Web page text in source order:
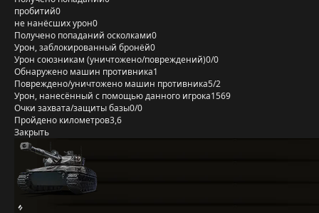
пробитий0
не нанёсших урон0
Получено попаданий осколками0
Урон, заблокированный бронёй0
Урон союзникам (уничтожено/повреждений)0/0
Обнаружено машин противника1
Повреждено/уничтожено машин противника5/2
Урон, нанесённый с помощью данного игрока1569
Очки захвата/защиты базы0/0
Пройдено километров3,6
Закрыть